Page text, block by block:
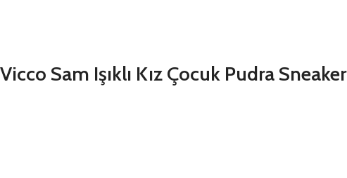
Vicco Sam Işıklı Kız Çocuk Pudra Sneaker